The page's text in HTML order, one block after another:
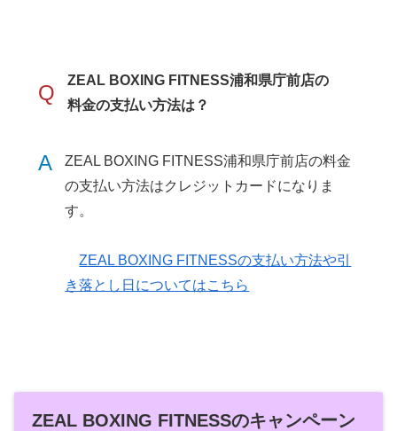
Q
ZEAL BOXING FITNESS浦和県庁前店の
料金の支払い方法は？
A
ZEAL BOXING FITNESS浦和県庁前店の料金
の支払い方法はクレジットカードになりま
す。
ZEAL BOXING FITNESSの支払い方法や引
き落とし日についてはこちら
ZEAL BOXING FITNESSのキャンペーン